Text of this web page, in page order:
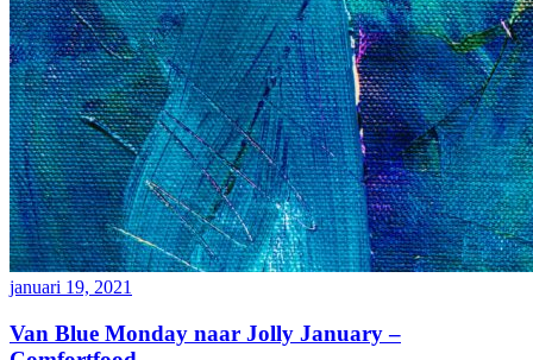
januari 19, 2021
Van Blue Monday naar Jolly January –